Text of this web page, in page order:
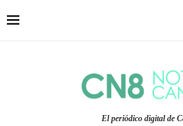
El periódico digital de